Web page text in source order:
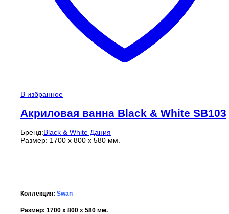
В избранное
Акриловая ванна Black & White SB103
Бренд:Black & White Дания
Размер: 1700 x 800 x 580 мм.
Коллекция: Swan
Размер: 1700 x 800 x 580 мм.